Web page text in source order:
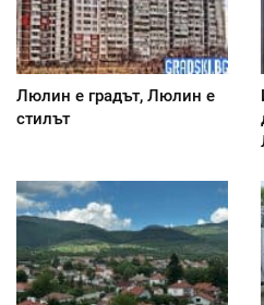
Люлин е градът, Люлин е
стилът